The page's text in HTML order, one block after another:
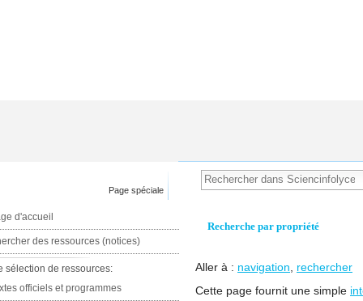
Recherche par propriété
Aller à : navigation
rechercher
Cette page fournit une simple
Page spéciale
d'accueil
des ressources (notices)
sélection de ressources:
officiels et programmes